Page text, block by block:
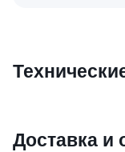
Доставка и